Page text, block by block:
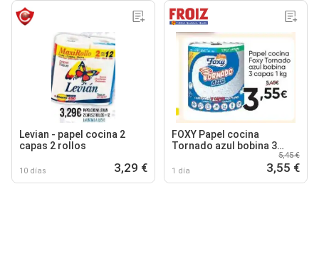
Levian - papel cocina 2
capas 2 rollos
10 días 3,29 €
FOXY Papel cocina
Tornado azul bobina 3
1 día
5,45 €
3,55 €